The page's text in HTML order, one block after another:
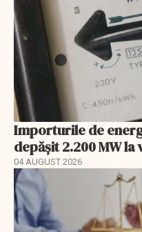
Importurile de
depășit 2.200 MW
04 AUGUST 2026